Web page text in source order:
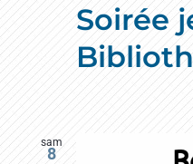
Soirée
sam
8